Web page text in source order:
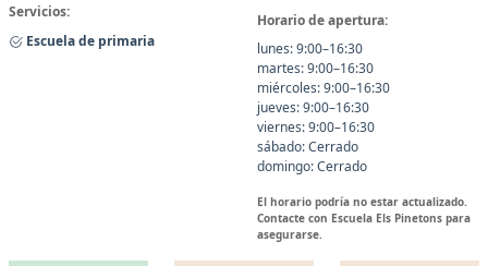
Servicios:
Escuela de primaria
Horario de apertura:
lunes: 9:00–16:30
martes: 9:00–16:30
miércoles: 9:00–16:30
jueves: 9:00–16:30
viernes: 9:00–16:30
sábado: Cerrado
domingo: Cerrado
El horario podría no estar actualizado.
Contacte con Escuela Els Pinetons para
asegurarse.